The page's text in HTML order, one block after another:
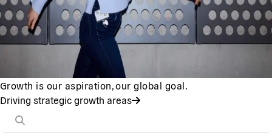
Growth is our aspiration, our global goal.
Driving strategic growth areas